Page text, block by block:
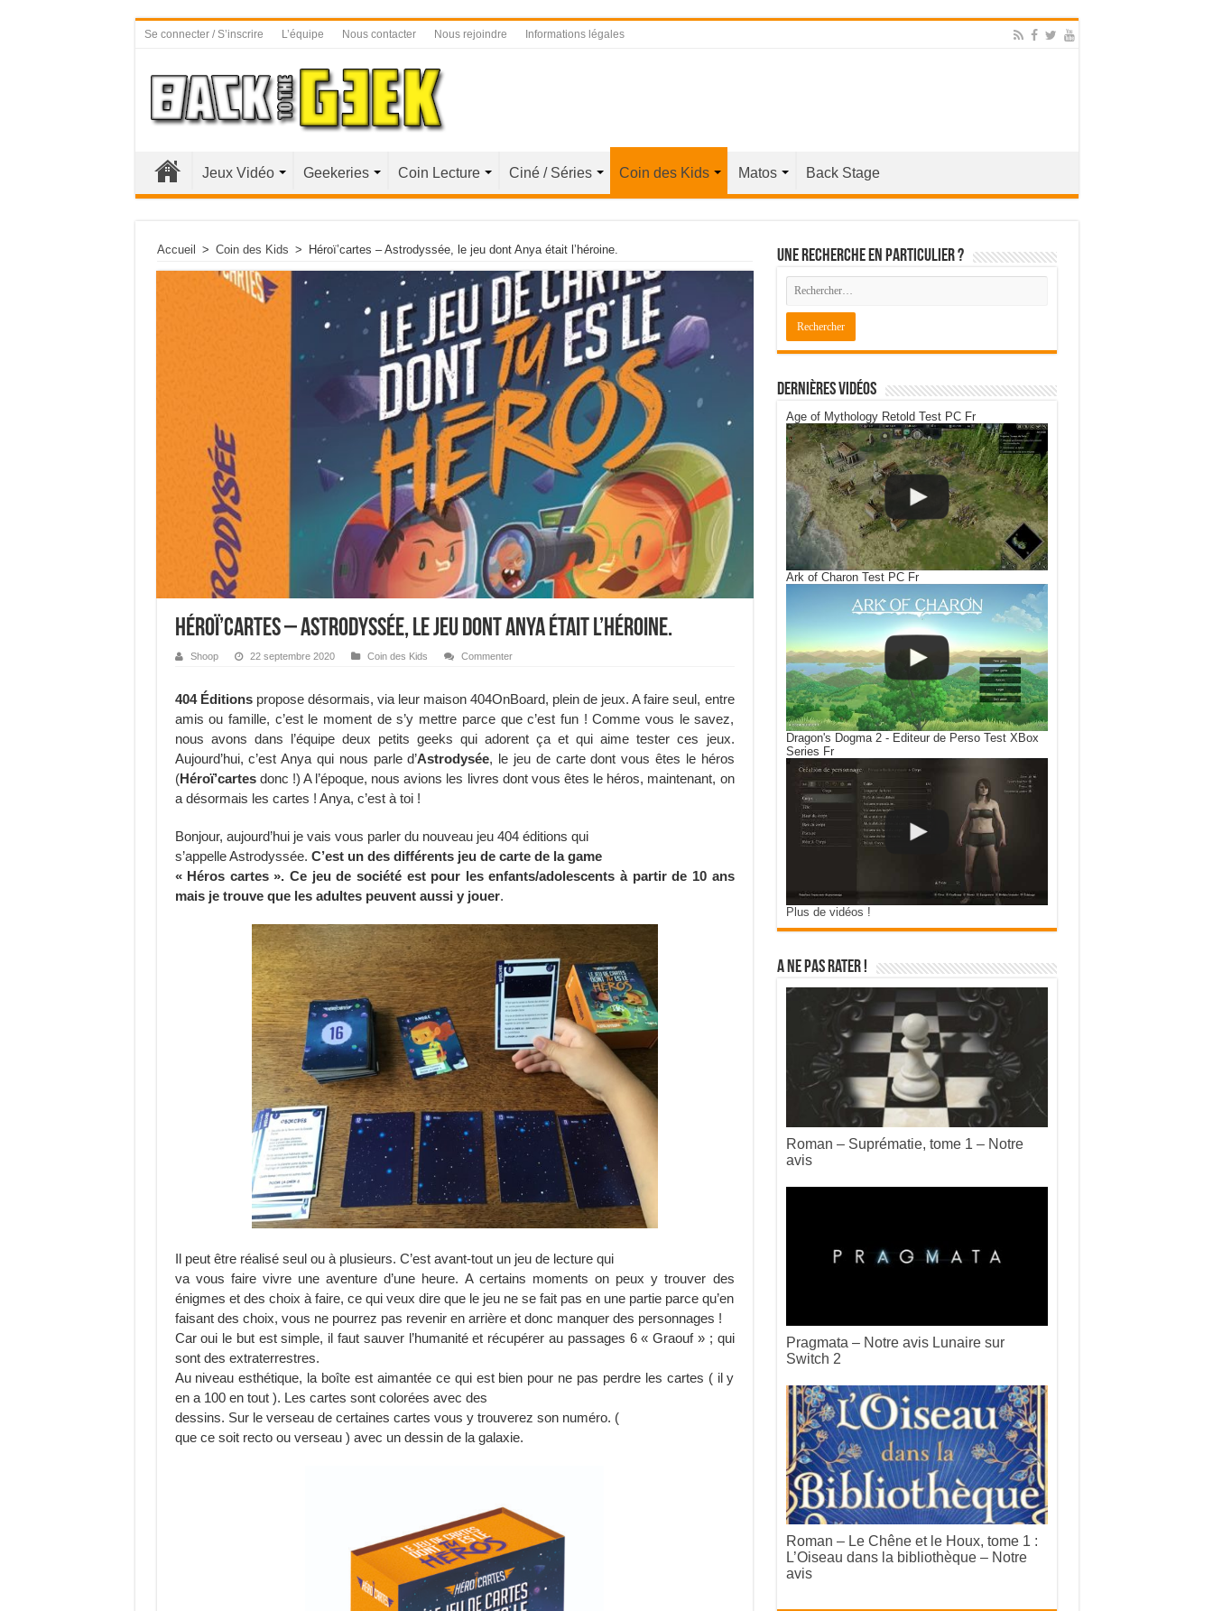
Se connecter / S’inscrire L’équipe Nous contacter Nous rejoindre Informations légales
Jeux Vidéo Geekeries Coin Lecture Ciné / Séries Coin des Kids Matos Back Stage
Accueil > Coin des Kids > Héroï’cartes – Astrodyssée, le jeu dont Anya était l’héroine.
Héroï’cartes – Astrodyssée, le jeu dont Anya était l’héroine.
Shoop 22 septembre 2020 Coin des Kids Commenter
404 Éditionspropose désormais, via leur maison 404OnBoard, plein de jeux. A faire seul, entre
amis ou famille, c’est le moment de s’y mettre parce que c’est fun ! Comme vous le savez,
nous avons dans l’équipe deux petits geeks qui adorent ça et qui aime tester ces jeux.
Aujourd’hui, c’est Anya qui nous parle d’Astrodysée, le jeu de carte dont vous êtes le héros
(Héroï’cartesdonc !) A l’époque, nous avions les livres dont vous êtes le héros, maintenant, on
a désormais les cartes ! Anya, c’est à toi !
Bonjour, aujourd’hui je vais vous parler du nouveau jeu 404 éditions qui
s’appelle Astrodyssée. C’est un des différents jeu de carte de la game
« Héros cartes ». Ce jeu de société est pour les enfants/adolescents à partir de 10 ans
mais je trouve que les adultes peuvent aussi y jouer.
Il peut être réalisé seul ou à plusieurs. C’est avant-tout un jeu de lecture qui
va vous faire vivre une aventure d’une heure. A certains moments on peux y trouver des
énigmes et des choix à faire, ce qui veux dire que le jeu ne se fait pas en une partie parce qu’en
faisant des choix, vous ne pourrez pas revenir en arrière et donc manquer des personnages !
Car oui le but est simple, il faut sauver l’humanité et récupérer au passages 6 « Graouf » ; qui
sont des extraterrestres.
Au niveau esthétique, la boîte est aimantée ce qui est bien pour ne pas perdre les cartes ( il y
en a 100 en tout ). Les cartes sont colorées avec des
dessins. Sur le verseau de certaines cartes vous y trouverez son numéro. (
que ce soit recto ou verseau ) avec un dessin de la galaxie.
Une recherche en particulier ?
Dernières Vidéos
Age of Mythology Retold Test PC Fr
Ark of Charon Test PC Fr
Dragon's Dogma 2 - Editeur de Perso Test XBox
Series Fr
Plus de vidéos !
A ne pas rater !
Roman – Suprématie, tome 1 – Notre
avis
Pragmata – Notre avis Lunaire sur
Switch 2
Roman – Le Chêne et le Houx, tome 1 :
L’Oiseau dans la bibliothèque – Notre
avis